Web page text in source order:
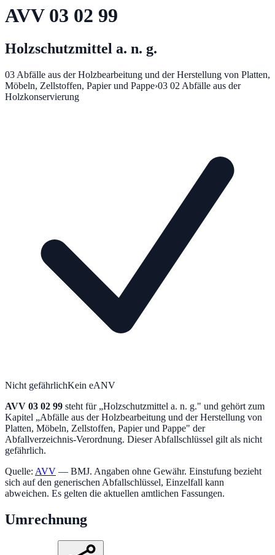
AVV 03 02 99
Holzschutzmittel a. n. g.
03 Abfälle aus der Holzbearbeitung und der Herstellung von Platten,
Möbeln, Zellstoffen, Papier und Pappe›03 02 Abfälle aus der
Holzkonservierung
Nicht gefährlichKein eANV
AVV 03 02 99 steht für „Holzschutzmittel a. n. g." und gehört zum
Kapitel „Abfälle aus der Holzbearbeitung und der Herstellung von
Platten, Möbeln, Zellstoffen, Papier und Pappe" der
Abfallverzeichnis-Verordnung. Dieser Abfallschlüssel gilt als nicht
gefährlich.
Quelle: AVV — BMJ. Angaben ohne Gewähr. Einstufung bezieht
sich auf den generischen Abfallschlüssel, Einzelfall kann
abweichen. Es gelten die aktuellen amtlichen Fassungen.
Umrechnung